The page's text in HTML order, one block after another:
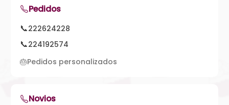
Pedidos
📞222624228
📞224192574
🎂Pedidos personalizados
Novios